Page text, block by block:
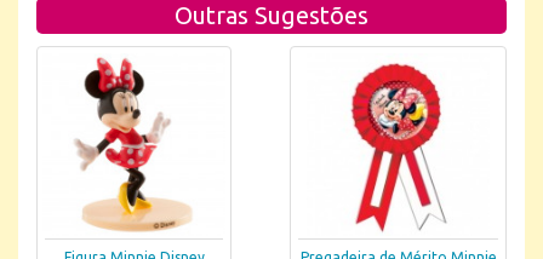
Outras Sugestões